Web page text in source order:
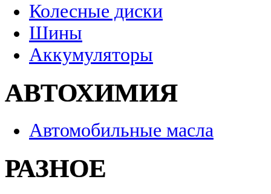
Колесные диски
Шины
Аккумуляторы
АВТОХИМИЯ
Автомобильные масла
РАЗНОЕ